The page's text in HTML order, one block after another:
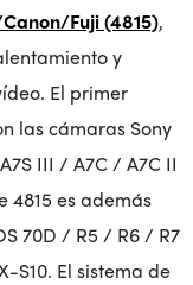
Fuji (4815),
y
El primer
las cámaras Sony
III / A7C / A7C II
4815 es además
70D / R5 / R6 / R7
S10. El sistema de